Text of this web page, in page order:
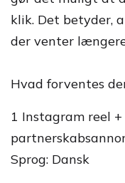
klik. Det betyder,
der venter
Hvad forventes
1 Instagram reel
Sprog: Dansk